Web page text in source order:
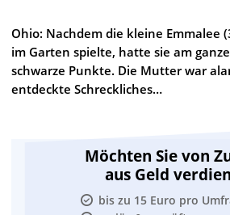
Ohio: Nachdem die kleine Emmalee
im Garten spielte, hatte sie am
schwarze Punkte. Die Mutter war
entdeckte Schreckliches…
Möchten Sie von
aus Geld
bis zu 15 Euro pro